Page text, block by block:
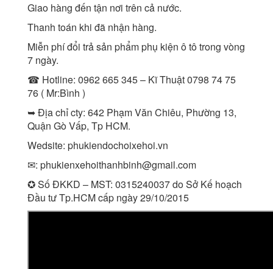
Giao hàng đến tận nơi trên cả nước.
Thanh toán khi đã nhận hàng.
Miễn phí đổi trả sản phẩm phụ kiện ô tô trong vòng
7 ngày.
☎ Hotline: 0962 665 345 – Kĩ Thuật 0798 74 75
76 ( Mr:Bình )
➥ Địa chỉ cty: 642 Phạm Văn Chiêu, Phường 13,
Quận Gò Vấp, Tp HCM.
Wedsite: phukiendochoixehoi.vn
✉: phukienxehoithanhbinh@gmail.com
✪ Số ĐKKD – MST: 0315240037 do Sở Kế hoạch
Đầu tư Tp.HCM cấp ngày 29/10/2015